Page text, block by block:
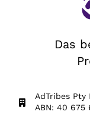
Das
AdTribes Pty
ABN: 40 675